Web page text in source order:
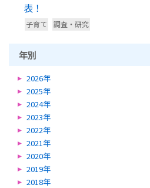
表！
子育て 調査・研究
年別
2026年
2025年
2024年
2023年
2022年
2021年
2020年
2019年
2018年